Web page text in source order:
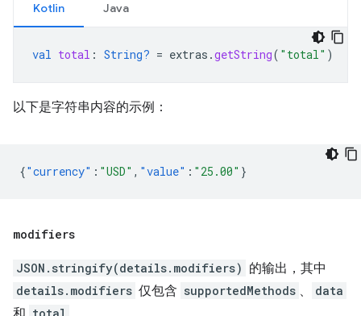
Kotlin Java
val total : String? = extras .getString( "total" )
以下是字符串内容的示例：
{"currency" : "USD" , "value" : "25.00" }
modifiers
JSON.stringify(details.modifiers) 的输出，其中
details.modifiers 仅包含 supportedMethods 、 data